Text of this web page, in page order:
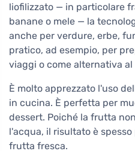
liofilizzato — in particolare
banane o mele — la
anche per verdure, erbe,
pratico, ad esempio, per
viaggi o come alternativa
È molto apprezzato l'uso
in cucina. È perfetta per
dessert. Poiché la frutta
l'acqua, il risultato è
frutta fresca.